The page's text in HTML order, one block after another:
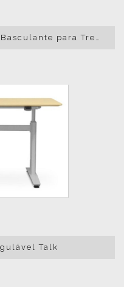
Mesa Rebatível/Dobrável/Basculante para Treinamento Y
Talk